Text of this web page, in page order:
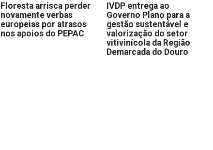
Floresta arrisca perder
novamente verbas
europeias por atrasos
nos apoios do PEPAC
IVDP entrega ao
Governo Plano para a
gestão sustentável e
valorização do setor
vitivinícola da Região
Demarcada do Douro